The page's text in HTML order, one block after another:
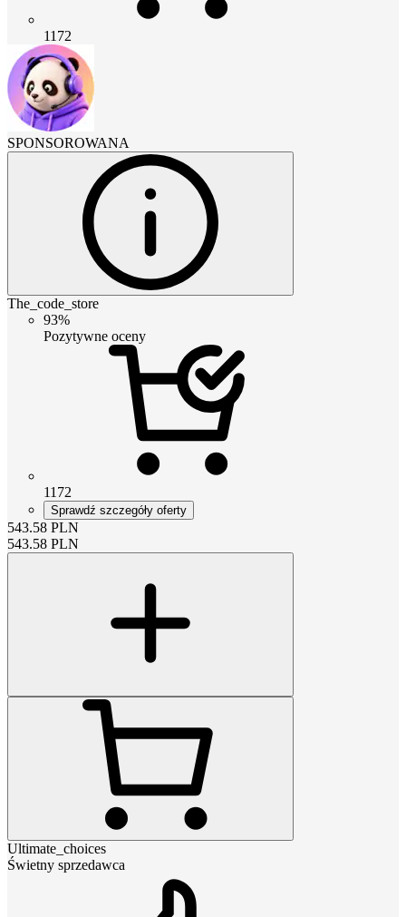
1172
SPONSOROWANA
The_code_store
93%
Pozytywne oceny
1172
Sprawdź szczegóły oferty
543.58 PLN
543.58 PLN
Ultimate_choices
Świetny sprzedawca